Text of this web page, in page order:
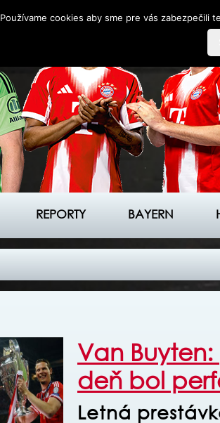
REPORTY BAYERN
Van
deň bol
Letná
Používame cookies aby sme pre vás zabezpečili